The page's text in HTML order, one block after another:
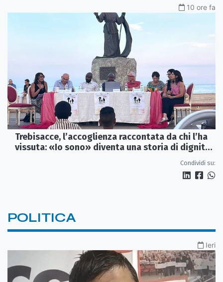
10 ore fa
Trebisacce, l’accoglienza raccontata da chi l’ha
vissuta: «Io sono» diventa una storia di dignità
Condividi su:
POLITICA
Ieri